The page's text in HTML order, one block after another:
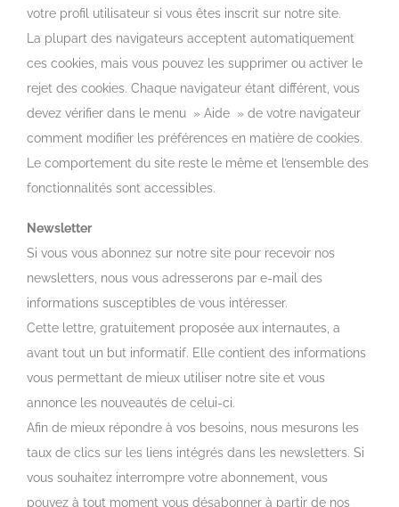
votre profil utilisateur si vous êtes inscrit sur notre site.
La plupart des navigateurs acceptent automatiquement
ces cookies, mais vous pouvez les supprimer ou activer le
rejet des cookies. Chaque navigateur étant différent, vous
devez vérifier dans le menu » Aide » de votre navigateur
comment modifier les préférences en matière de cookies.
Le comportement du site reste le même et l’ensemble des
fonctionnalités sont accessibles.
Newsletter
Si vous vous abonnez sur notre site pour recevoir nos
newsletters, nous vous adresserons par e-mail des
informations susceptibles de vous intéresser.
Cette lettre, gratuitement proposée aux internautes, a
avant tout un but informatif. Elle contient des informations
vous permettant de mieux utiliser notre site et vous
annonce les nouveautés de celui-ci.
Afin de mieux répondre à vos besoins, nous mesurons les
taux de clics sur les liens intégrés dans les newsletters. Si
vous souhaitez interrompre votre abonnement, vous
pouvez à tout moment vous désabonner à partir de nos